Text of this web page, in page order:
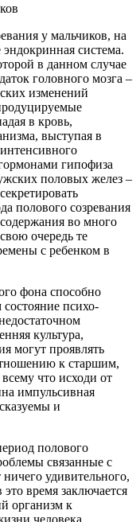
у мальчиков, на
система.
в данном случае
головного мозга –
изменений
в кровь,
выступая в
интенсивного
гипофиза
половых желез –
полового созревания
во много
очередь те
с ребенком в
фона способно
психо-
культура,
могут проявлять
к старшим,
что исходи от
импульсивная
и
полового
связанные с
удивительного,
время заключается
организм к
человека